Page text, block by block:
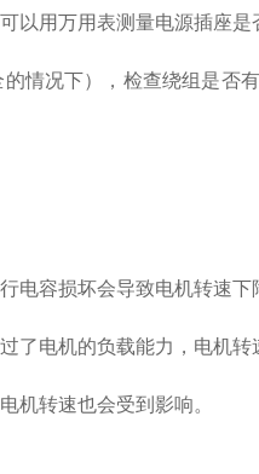
用万用表测量电源插座是
况下），检查绕组是否有
容损坏会导致电机转速下
电机的负载能力，电机转
转速也会受到影响。